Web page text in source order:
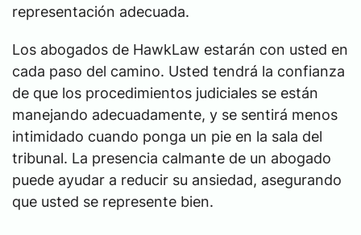
representación adecuada.
Los abogados de HawkLaw estarán con usted en
cada paso del camino. Usted tendrá la confianza
de que los procedimientos judiciales se están
manejando adecuadamente, y se sentirá menos
intimidado cuando ponga un pie en la sala del
tribunal. La presencia calmante de un abogado
puede ayudar a reducir su ansiedad, asegurando
que usted se represente bien.